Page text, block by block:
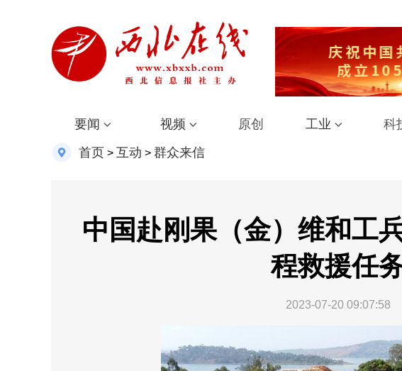
要闻 视频 原创 工业 科
首页 > 互动 > 群众来信
中国赴刚果（金）维和工
程救援任
2023-07-20 09:07:58